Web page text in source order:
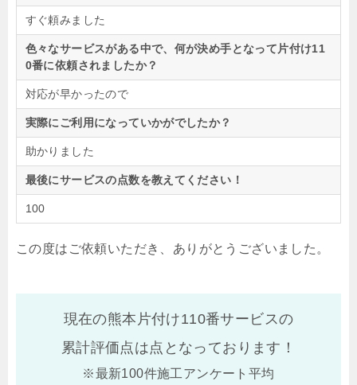
すぐ頼みました
色々なサービスがある中で、何が決め手となって片付け11
0番に依頼されましたか？
対応が早かったので
実際にご利用になっていかがでしたか？
助かりました
最後にサービスの点数を教えてください！
100
この度はご依頼いただき、ありがとうございました。
現在の熊本片付け110番サービスの
累計評価点は点となっております！
※最新100件施工アンケート平均